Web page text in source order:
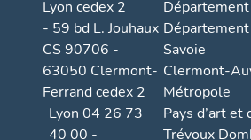
Lyon cedex 2
- 59 bd L. Jouhaux
CS 90706 -
63050 Clermont-
Ferrand cedex 2
Lyon 04 26 73
40 00 -
Savoie
Clermont-
Métropole
Pays d’art et
Trévoux